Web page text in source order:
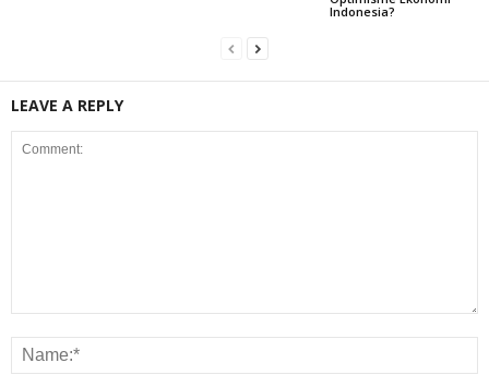
Indonesia?
LEAVE A REPLY